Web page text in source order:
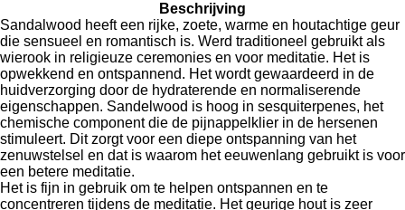
Beschrijving
Sandalwood heeft een rijke, zoete, warme en houtachtige geur
die sensueel en romantisch is. Werd traditioneel gebruikt als
wierook in religieuze ceremonies en voor meditatie. Het is
opwekkend en ontspannend. Het wordt gewaardeerd in de
huidverzorging door de hydraterende en normaliserende
eigenschappen. Sandelwood is hoog in sesquiterpenes, het
chemische component die de pijnappelklier in de hersenen
stimuleert. Dit zorgt voor een diepe ontspanning van het
zenuwstelsel en dat is waarom het eeuwenlang gebruikt is voor
een betere meditatie.
Het is fijn in gebruik om te helpen ontspannen en te
concentreren tijdens de meditatie. Het geurige hout is zeer